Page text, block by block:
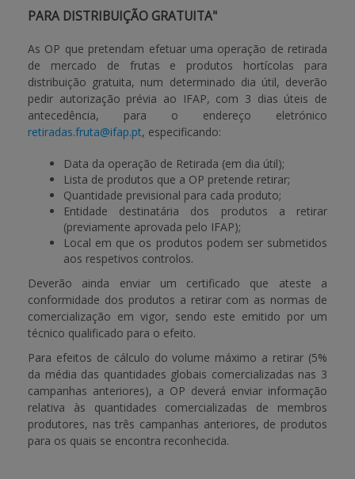
PARA DISTRIBUIÇÃO GRATUITA"
As OP que pretendam efetuar uma operação de retirada
de mercado de frutas e produtos hortícolas para
distribuição gratuita, num determinado dia útil, deverão
pedir autorização prévia ao IFAP, com 3 dias úteis de
antecedência, para o endereço eletrónico
retiradas.fruta@ifap.pt, especificando:
Data da operação de Retirada (em dia útil);
Lista de produtos que a OP pretende retirar;
Quantidade previsional para cada produto;
Entidade destinatária dos produtos a retirar
(previamente aprovada pelo IFAP);
Local em que os produtos podem ser submetidos
aos respetivos controlos.
Deverão ainda enviar um certificado que ateste a
conformidade dos produtos a retirar com as normas de
comercialização em vigor, sendo este emitido por um
técnico qualificado para o efeito.
Para efeitos de cálculo do volume máximo a retirar (5%
da média das quantidades globais comercializadas nas 3
campanhas anteriores), a OP deverá enviar informação
relativa às quantidades comercializadas de membros
produtores, nas três campanhas anteriores, de produtos
para os quais se encontra reconhecida.